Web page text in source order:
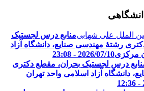
منابع درس لجستیک
رشتۀ مهندسی صنایع، دانشگاه آزاد
مرکزی2026/07/10 - 23:08
درس لجستیک بحران، مقطع دکتری
دانشگاه آزاد اسلامی واحد تهران